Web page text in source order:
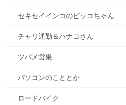
セキセイインコのピッコちゃん
チャリ通勤＆ハナコさん
ツバメ営巣
パソコンのこととか
ロードバイク